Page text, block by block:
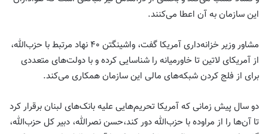
این سازمان به آن اعطا می‌کنند.
مشاور وزیر خزانه‌داری آمریکا گفت، واشینگتن ۴۰ نهاد مرتبط با حزب‌الله،
از آمریکای لاتین تا خاورمیانه را شناسایی کرده و با دولت‌های متعددی
برای از فلج کردن شبکه‌های مالی این سازمان همکاری می‌کند.
دو سال پیش زمانی که آمریکا تحریم‌هایی علیه بانک‌های لبنان برقرار کرد
تا آن‌ها را از مراوده با حزب‌الله دور کند،حسن نصرالله، دبیر کل حزب‌الله،